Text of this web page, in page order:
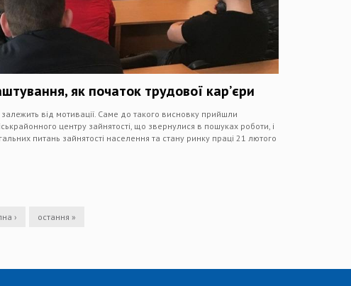
як початок трудової кар’єри
залежить від мотивації. Саме до такого висновку прийшли
центру зайнятості, що звернулися в пошуках роботи, і
питань зайнятості населення та стану ринку праці 21 лютого
› остання »